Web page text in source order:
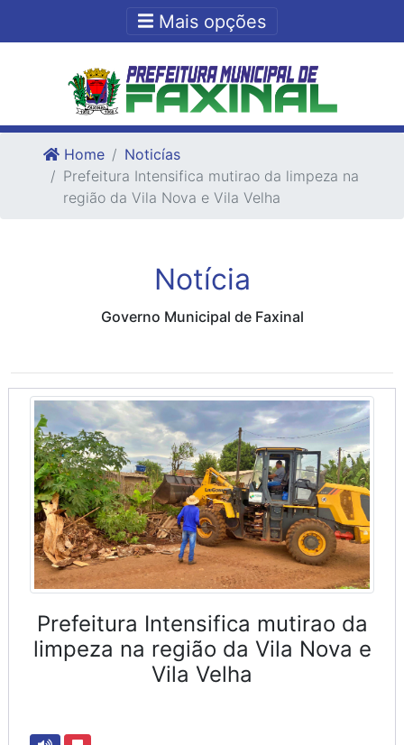
Ir para o fim do conteudo
Mais opções
Home
Noticías
Prefeitura Intensifica mutirao da limpeza na
região da Vila Nova e Vila Velha
Notícia
Governo Municipal de Faxinal
Prefeitura Intensifica mutirao da
limpeza na região da Vila Nova e
Vila Velha